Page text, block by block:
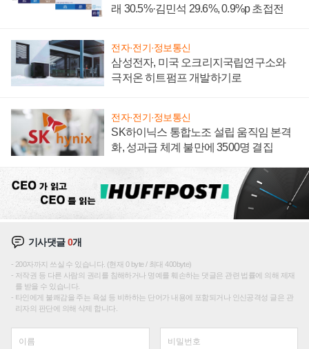
래 30.5%·김민석 29.6%, 0.9%p 초접전
전자·전기·정보통신
삼성전자, 미국 오크리지국립연구소와
극저온 히트펌프 개발하기로
전자·전기·정보통신
SK하이닉스 통합노조 설립 움직임 본격
화, 성과급 체계 불만에 3500명 결집
기사댓글0개
200자까지 쓰실 수 있습니다. (현재 0 byte / 최대 400byte)
저작권 등 다른 사람의 권리를 침해하거나 명예를 훼손하는 댓글은 관련 법률에 의해 제재
를 받을 수 있습니다.
타인에게 불쾌감을 주는 욕설 등 비하하는 단어가 내용에 포함되거나 인신공격성 글은 관
리자의 판단에 의해 삭제 합니다.